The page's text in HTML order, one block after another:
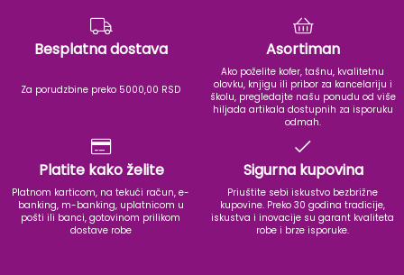
Besplatna dostava
Za porudzbine preko 5000,00 RSD
Asortiman
Ako poželite kofer, tašnu, kvalitetnu
olovku, knjigu ili pribor za kancelariju i
školu, pregledajte našu ponudu od više
hiljada artikala dostupnih za isporuku
odmah.
Platite kako želite
Platnom karticom, na tekući račun, e-
banking, m-banking, uplatnicom u
pošti ili banci, gotovinom prilikom
dostave robe
Sigurna kupovina
Priuštite sebi iskustvo bezbrižne
kupovine. Preko 30 godina tradicije,
iskustva i inovacije su garant kvaliteta
robe i brze isporuke.